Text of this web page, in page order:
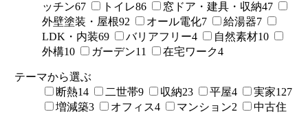
ッチン67 トイレ86 窓ドア・建具・収納47
外壁塗装・屋根92 オール電化7 給湯器7
LDK・内装69 バリアフリー4 自然素材10
外構10 ガーデン11 在宅ワーク4
テーマから選ぶ
断熱14 二世帯9 収納23 平屋4 実家127
増減築3 オフィス4 マンション2
中古住